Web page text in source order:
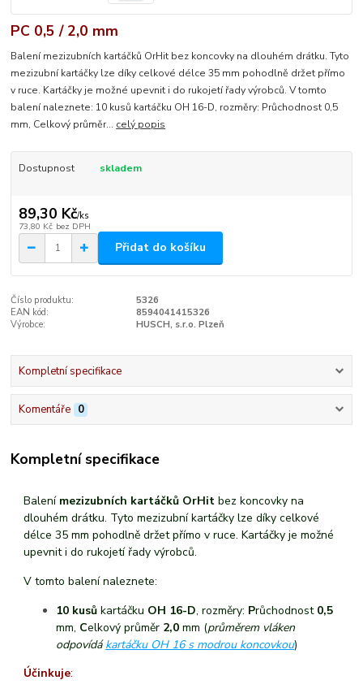
PC 0,5 / 2,0 mm
Balení mezizubních kartáčků OrHit bez koncovky na dlouhém drátku. Tyto
mezizubní kartáčky lze díky celkové délce 35 mm pohodlně držet přímo
v ruce. Kartáčky je možné upevnit i do rukojetí řady výrobců. V tomto
balení naleznete: 10 kusů kartáčku OH 16-D, rozměry: Průchodnost 0,5
mm, Celkový průměr... celý popis
Dostupnost skladem
89,30 Kč/ks
73,80 Kč bez DPH
Přidat do košíku
Číslo produktu:
5326
EAN kód:
8594041415326
Výrobce:
HUSCH, s.r.o. Plzeň
Kompletní specifikace
Komentáře 0
Kompletní specifikace
Balení mezizubních kartáčků OrHit bez koncovky na
dlouhém drátku. Tyto mezizubní kartáčky lze díky celkové
délce 35 mm pohodlně držet přímo v ruce. Kartáčky je možné
upevnit i do rukojetí řady výrobců.
V tomto balení naleznete:
10 kusů kartáčku OH 16-D, rozměry: Průchodnost 0,5
mm, Celkový průměr 2,0 mm (průměrem vláken
odpovídákartáčku OH 16 s modrou koncovkou)
Účinkuje: